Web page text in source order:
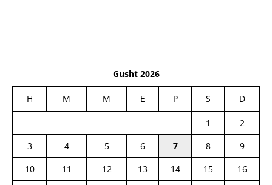
Gusht 2026
H M M E P S D
1
2
3
4 5 6 7 8
9
10
11 12 13 14 15
16